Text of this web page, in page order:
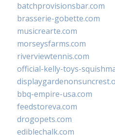
batchprovisionsbar.com
brasserie-gobette.com
musicrearte.com
morseysfarms.com
riverviewtennis.com
official-kelly-toys-
bbq-empire-usa.com
feedstoreva.com
drogopets.com
ediblechalk.com